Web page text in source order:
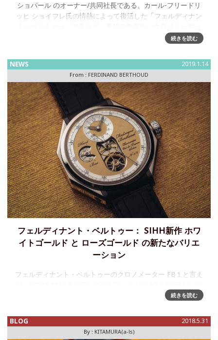
ショパール のオーナー/共同社長である、カール-フリードリ
ッヒ ショイフレ氏の情熱によって復活した「フェルディナン
FB 1.1（ホワイトゴールド ケース）は、GPHGにてグランプ
続きを読む
NEWS 2019.1.14
From : FERDINAND BERTHOUD
フェルディナント・ベルトゥー： SIHH新作 ホワ
イトゴールド と ローズゴールド の新たなバリエ
ーション
フェルディナント・ベルトゥーのクロノメーター FB１と言え
すが、ホワイトゴールド、ローズゴールド、そしてプラチ
きました。と言
続きを読む
BLOG 2018.5.31
By : KITAMURA(a-ls)